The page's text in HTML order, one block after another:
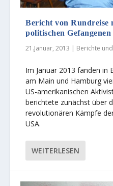
Bericht von Rundreise
politischen
21.Januar, 2013 | Berichte
Im Januar 2013 fanden
am Main und Hamburg
US-amerikanischen
berichtete zunächst über
revolutionären Kämpfe
USA.
WEITERLESEN